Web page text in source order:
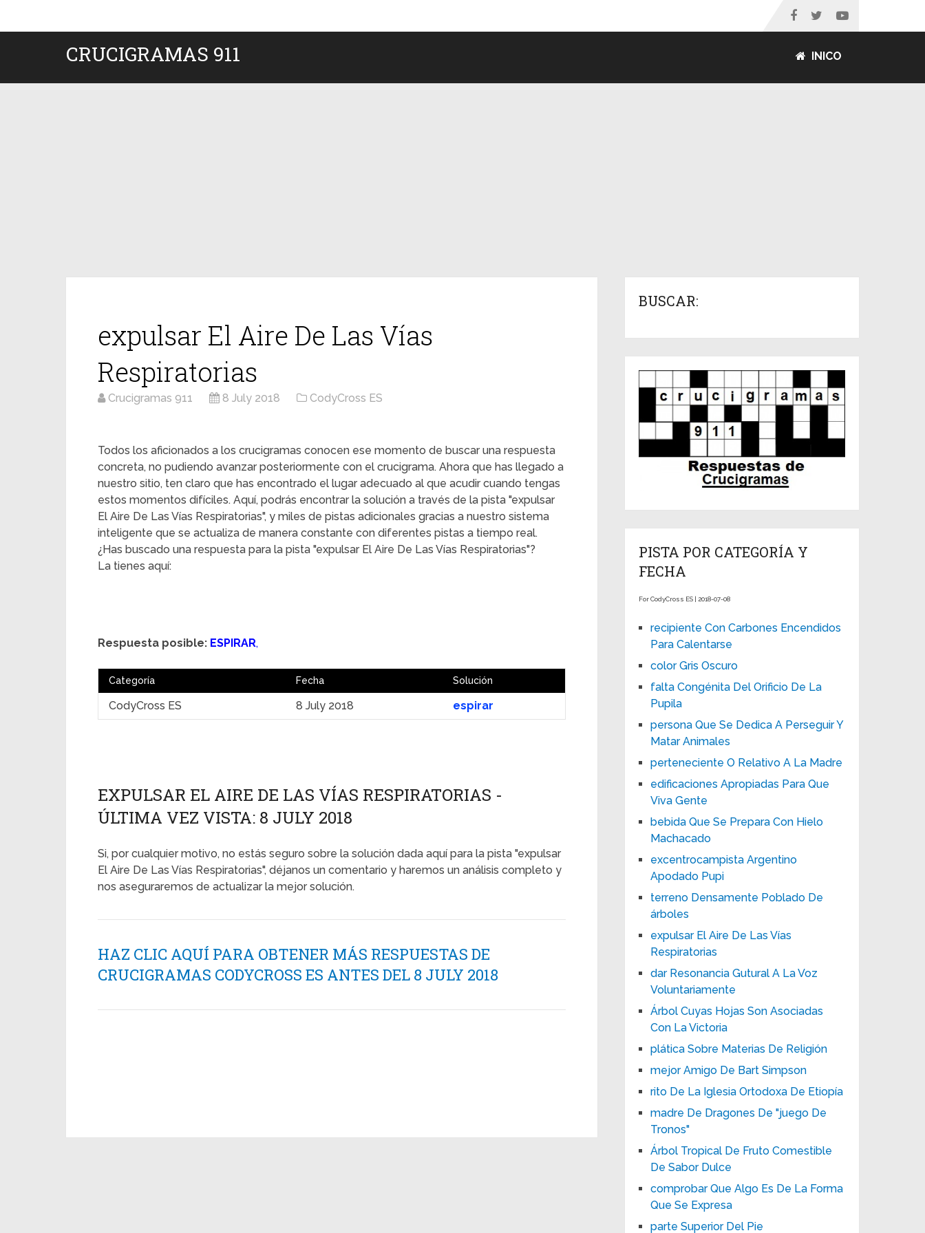
CRUCIGRAMAS 911 INICO
expulsar El Aire De Las Vías
Respiratorias
Crucigramas 911 8 July 2018 CodyCross ES
Todos los aficionados a los crucigramas conocen ese momento de buscar una respuesta
concreta, no pudiendo avanzar posteriormente con el crucigrama. Ahora que has llegado a
nuestro sitio, ten claro que has encontrado el lugar adecuado al que acudir cuando tengas
estos momentos difíciles. Aquí, podrás encontrar la solución a través de la pista "expulsar
El Aire De Las Vías Respiratorias", y miles de pistas adicionales gracias a nuestro sistema
inteligente que se actualiza de manera constante con diferentes pistas a tiempo real.
¿Has buscado una respuesta para la pista "expulsar El Aire De Las Vías Respiratorias"?
La tienes aquí:
Respuesta posible: ESPIRAR,
Categoría Fecha Solución
CodyCross ES 8 July 2018 espirar
EXPULSAR EL AIRE DE LAS VÍAS RESPIRATORIAS -
ÚLTIMA VEZ VISTA: 8 JULY 2018
Si, por cualquier motivo, no estás seguro sobre la solución dada aquí para la pista "expulsar
El Aire De Las Vías Respiratorias", déjanos un comentario y haremos un análisis completo y
nos aseguraremos de actualizar la mejor solución.
HAZ CLIC AQUÍ PARA OBTENER MÁS RESPUESTAS DE
CRUCIGRAMAS CODYCROSS ES ANTES DEL 8 JULY 2018
BUSCAR:
PISTA POR CATEGORÍA Y
FECHA
For CodyCross ES | 2018-07-08
recipiente Con Carbones Encendidos
Para Calentarse
color Gris Oscuro
falta Congénita Del Orificio De La
Pupila
persona Que Se Dedica A Perseguir Y
Matar Animales
perteneciente O Relativo A La Madre
edificaciones Apropiadas Para Que
Viva Gente
bebida Que Se Prepara Con Hielo
Machacado
excentrocampista Argentino
Apodado Pupi
terreno Densamente Poblado De
árboles
expulsar El Aire De Las Vías
Respiratorias
dar Resonancia Gutural A La Voz
Voluntariamente
Árbol Cuyas Hojas Son Asociadas
Con La Victoria
plática Sobre Materias De Religión
mejor Amigo De Bart Simpson
rito De La Iglesia Ortodoxa De Etiopía
madre De Dragones De "juego De
Tronos"
Árbol Tropical De Fruto Comestible
De Sabor Dulce
comprobar Que Algo Es De La Forma
Que Se Expresa
parte Superior Del Pie